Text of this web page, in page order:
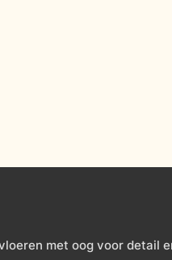
met oog voor detail